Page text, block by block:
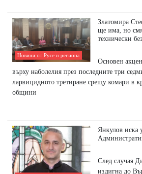
Новини от Русе и региона
Златомира
ще има, но
технически
Основен
върху наболелия през последните три
ларвицидното третиране срещу комари в
общини
Янкулов иска
След случая
издигна до